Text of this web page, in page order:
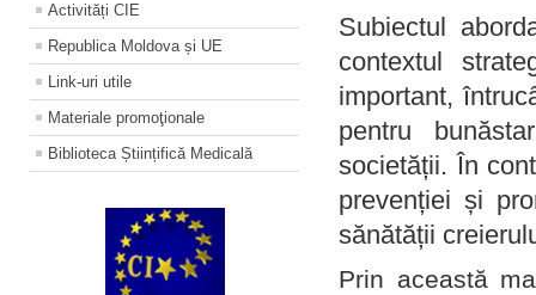
Activități CIE
Republica Moldova și UE
Link-uri utile
Materiale promoţionale
Biblioteca Științifică Medicală
Subiectul
contextul
important,
pentru
societății. În
prevenției și
sănătății
Prin această